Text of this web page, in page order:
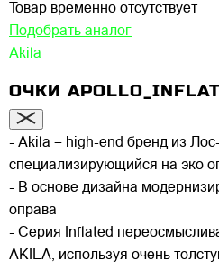
Товар временно отсутствует
Подобрать аналог
Akila
ОЧКИ
- Akila – high-end бренд из
специализирующийся на эко
- В основе дизайна
оправа
- Серия Inflated
AKILA, используя очень